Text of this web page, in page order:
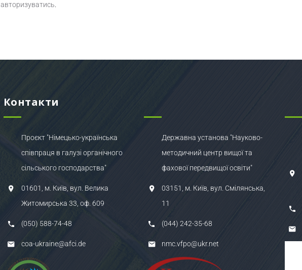
авторизуватись
Контакти
Проєкт "Німецько-українська
співпраця в галузі органічного
сільського господарства"
01601, м. Київ, вул. Велика
Житомирська 33, оф. 609
(050) 588-74-48
coa-ukraine@afci.de
Державна установа "Науково-
методичний центр вищої та
фахової передвищої освіти"
03151, м. Київ, вул. Смілянська,
11
(044) 242-35-68
nmc.vfpo@ukr.net